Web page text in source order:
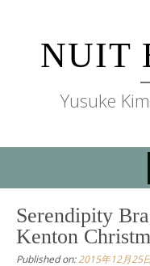
contentNUIT
Yusuke
content
Serendipity
Kenton
Published on:2015年12月25